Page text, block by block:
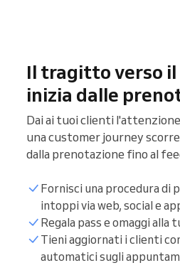
Il tragitto verso il
inizia dalle
Dai ai tuoi clienti
una customer journey
dalla prenotazione fino al
Fornisci una procedura di
intoppi via web, social e
Regala pass e omaggi alla
Tieni aggiornati i clienti
automatici sugli